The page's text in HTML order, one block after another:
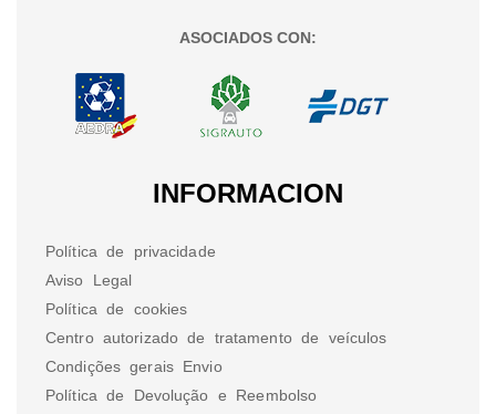
ASOCIADOS CON:
INFORMACION
Política de privacidade
Aviso Legal
Política de cookies
Centro autorizado de tratamento de veículos
Condições gerais Envio
Política de Devolução e Reembolso